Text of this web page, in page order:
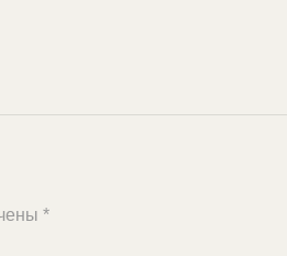
*